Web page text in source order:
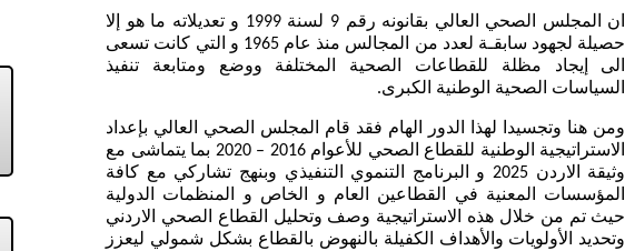
ان المجلس الصحي العالي بقانونه رقم 9 لسنة 1999 و تعديلاته ما هو إلا
حصيلة لجهود سابقـة لعدد من المجالس منذ عام 1965 و التي كانت تسعى
الى إيجاد مظلة للقطاعات الصحية المختلفة ووضع ومتابعة تنفيذ
السياسات الصحية الوطنية الكبرى.
ومن هنا وتجسيدا لهذا الدور الهام فقد قام المجلس الصحي العالي بإعداد
الاستراتيجية الوطنية للقطاع الصحي للأعوام 2016 – 2020 بما يتماشى مع
وثيقة الاردن 2025 و البرنامج التنموي التنفيذي وبنهج تشاركي مع كافة
المؤسسات المعنية في القطاعين العام و الخاص و المنظمات الدولية
حيث تم من خلال هذه الاستراتيجية وصف وتحليل القطاع الصحي الاردني
وتحديد الأولويات والأهداف الكفيلة بالنهوض بالقطاع بشكل شمولي ليعزز